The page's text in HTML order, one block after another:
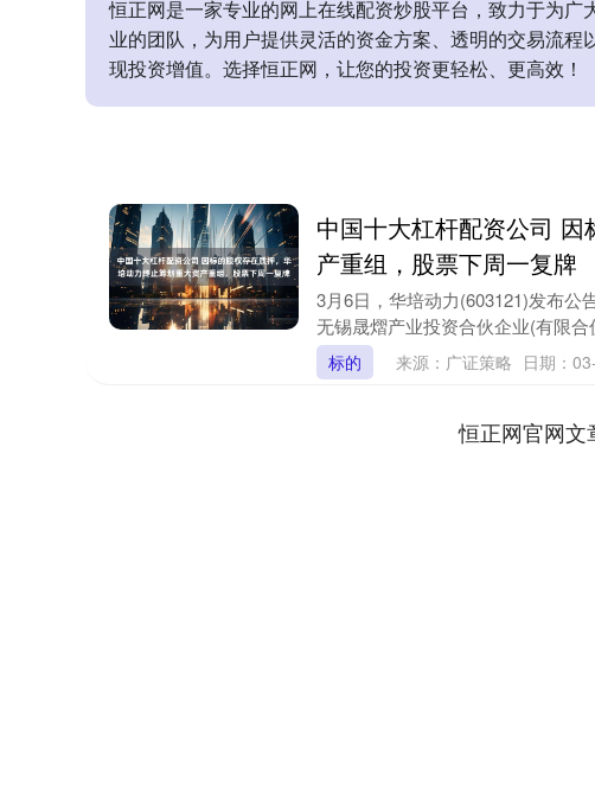
恒正网是一家专业的网上在线配资炒股平台，致力于为
业的团队，为用户提供灵活的资金方案、透明的交易流
现投资增值。选择恒正网，让您的投资更轻松、更高效！
中国十大杠杆配资公司
产重组，股票下周一复牌
3月6日，华培动力(603121)发布公
无锡晟熠产业投资合伙企业(有限合
标的 来源：广证策略 日期：
恒正网官网文